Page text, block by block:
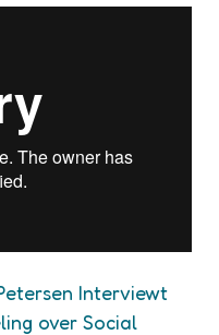
Interviewt
over Social